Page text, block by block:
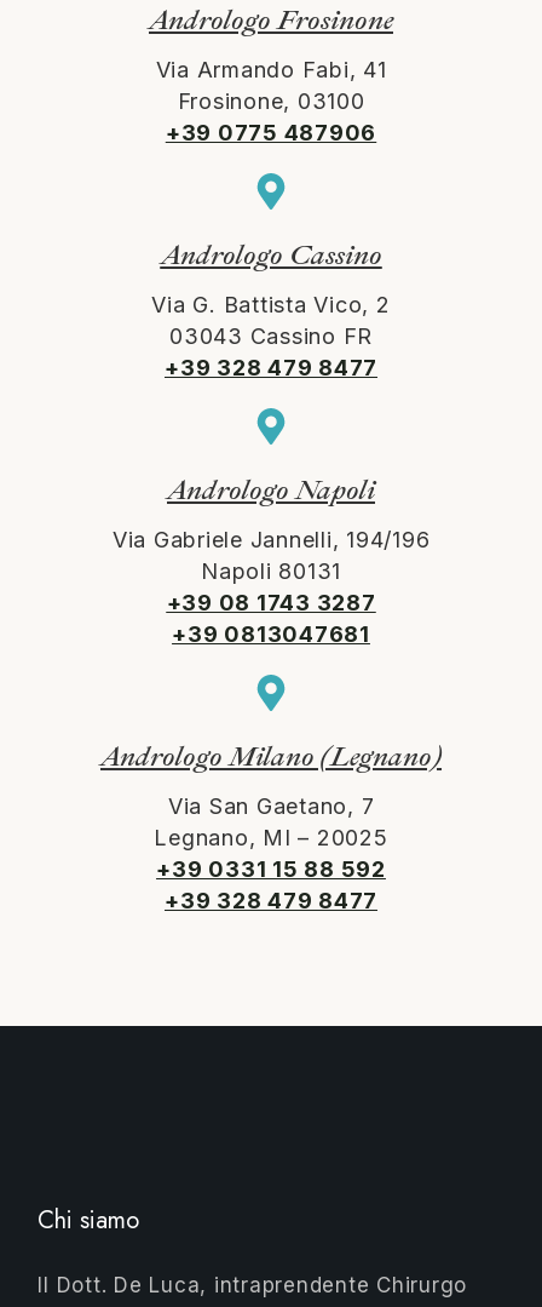
Andrologo Frosinone
Via Armando Fabi, 41
Frosinone, 03100
+39 0775 487906
Andrologo Cassino
Via G. Battista Vico, 2
03043 Cassino FR
+39 328 479 8477
Andrologo Napoli
Via Gabriele Jannelli, 194/196
Napoli 80131
+39 08 1743 3287
+39 0813047681
Andrologo Milano (Legnano)
Via San Gaetano, 7
Legnano, MI – 20025
+39 0331 15 88 592
+39 328 479 8477
Chi siamo
Il Dott. De Luca, intraprendente Chirurgo